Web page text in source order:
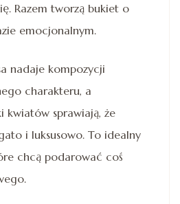
Razem tworzą bukiet o
emocjonalnym.
nadaje kompozycji
charakteru, a
kwiatów sprawiają, że
i luksusowo. To idealny
chcą podarować coś